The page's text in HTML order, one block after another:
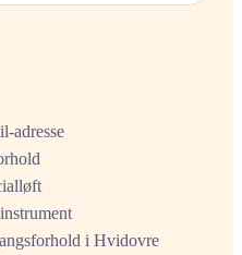
adresse
i Hvidovre